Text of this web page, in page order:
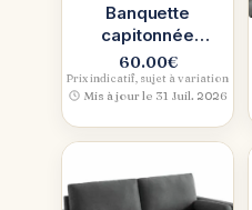
Banquette
capitonnée
Homcom :
l’élégance
classique chic à
petit prix
60.00€
Prix indicatif, sujet à variation
Mis à jour le 31 Juil. 2026